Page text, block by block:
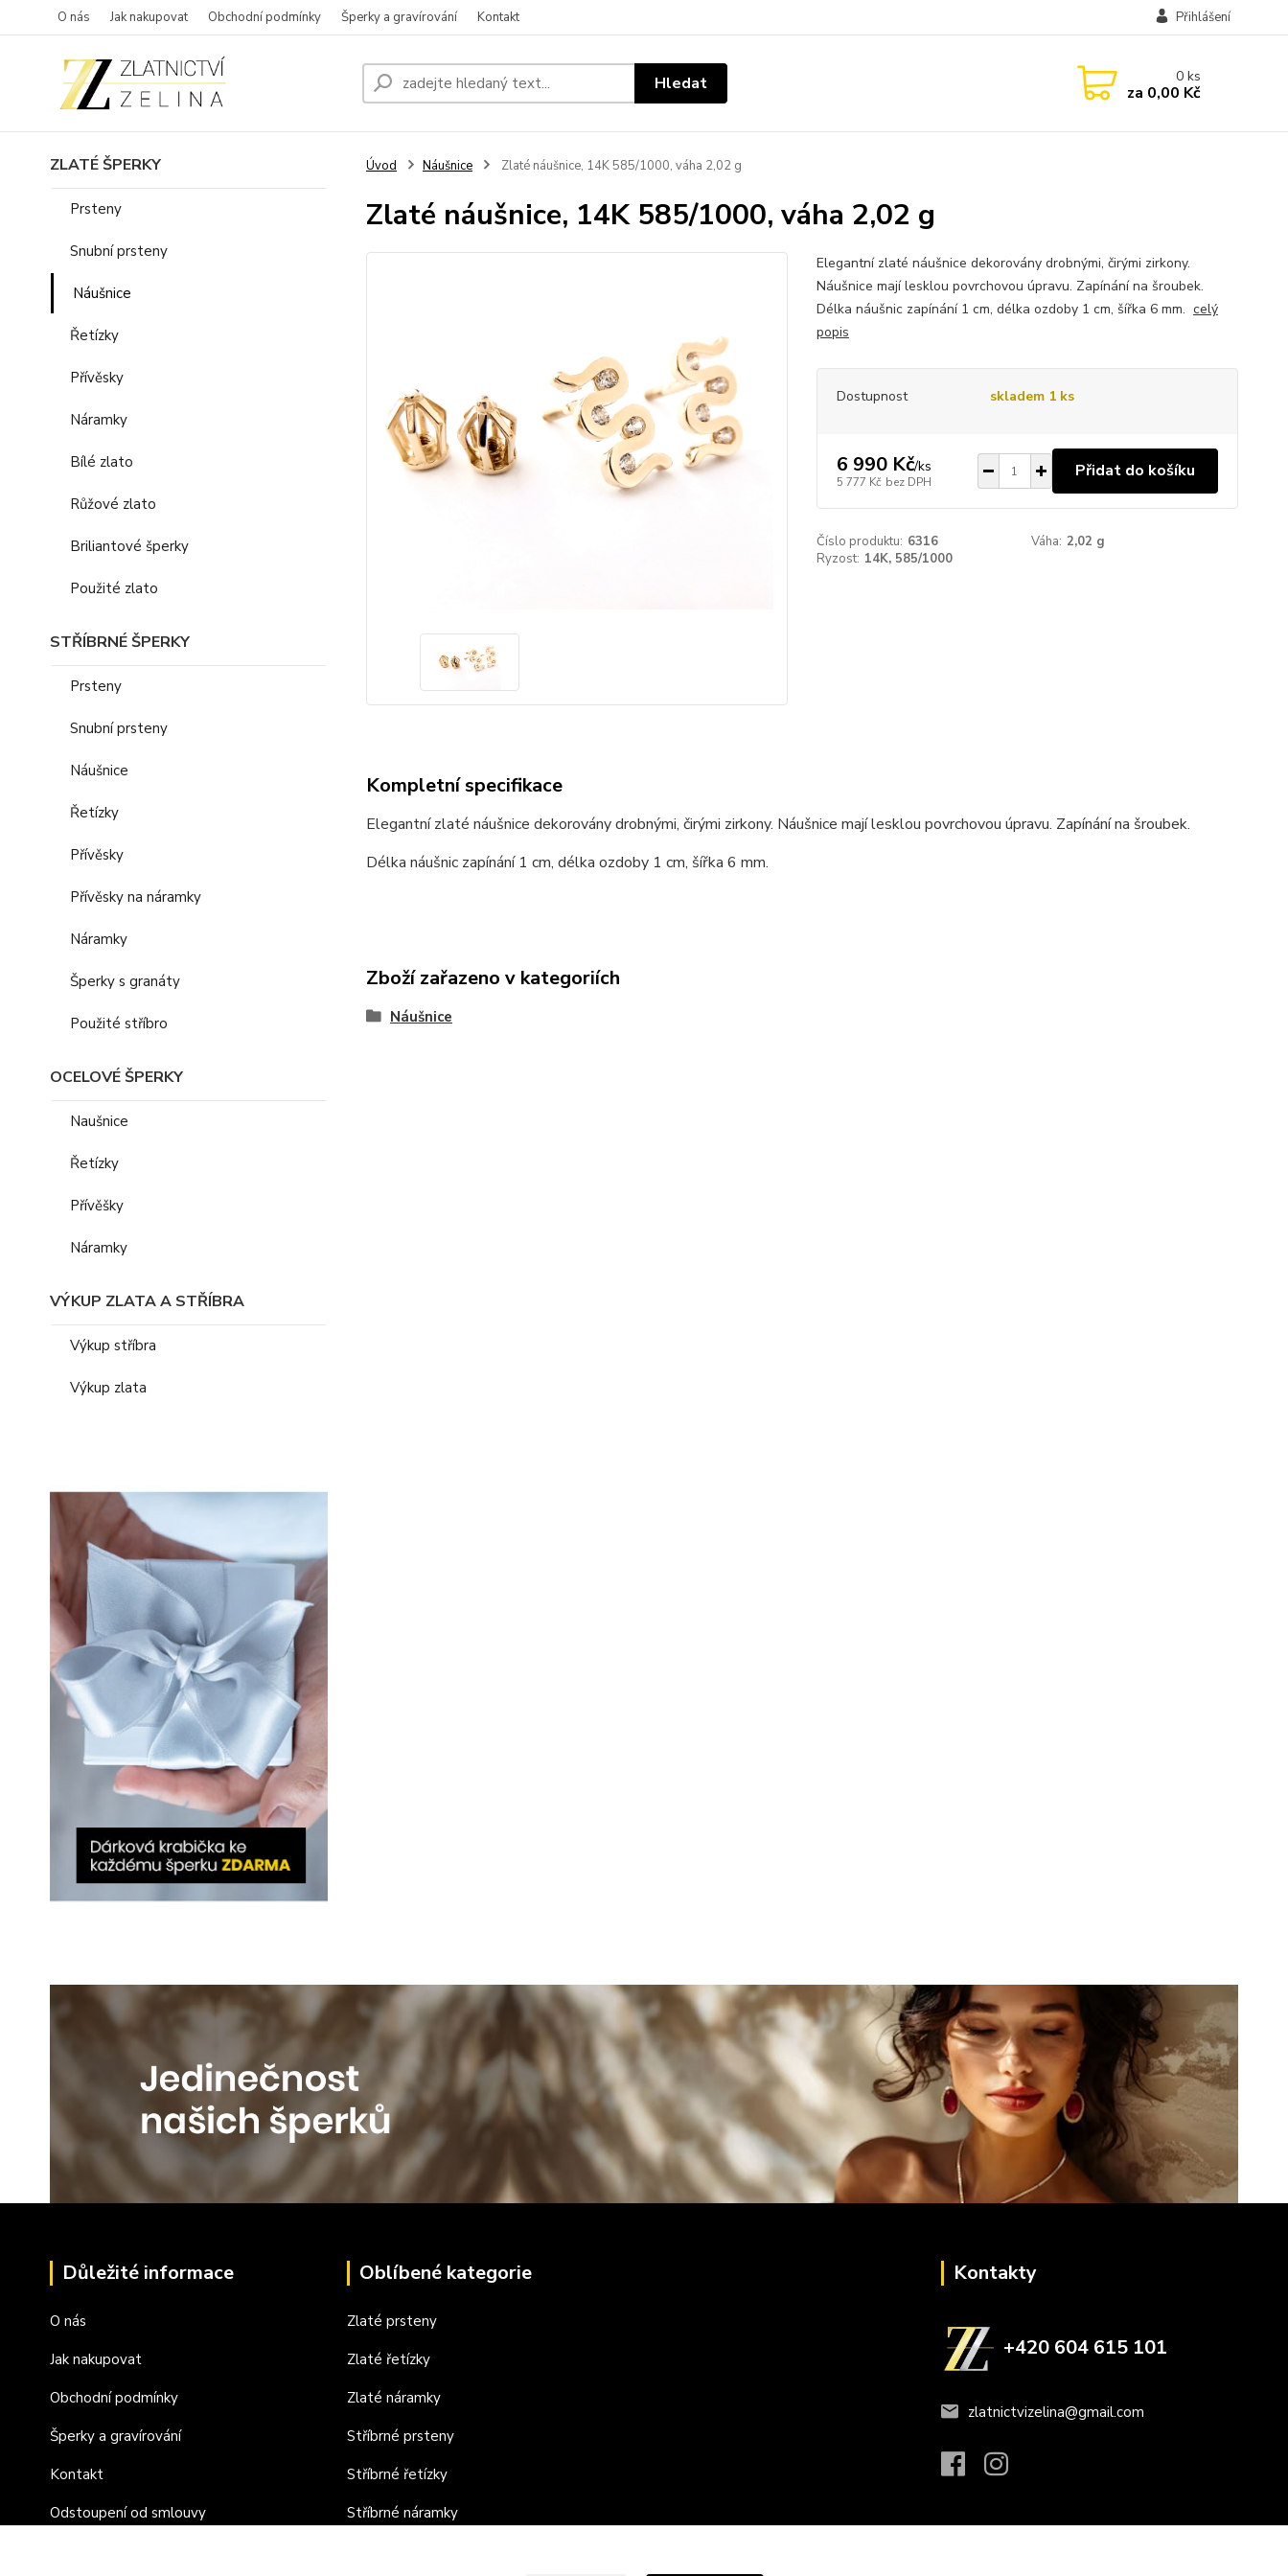
O nás Jak nakupovat Obchodní podmínky Šperky a gravírování Kontakt Přihlášení
Hledat 0ks
za 0,00 Kč
ZLATÉ ŠPERKY
Prsteny
Snubní prsteny
Náušnice
Řetízky
Přívěsky
Náramky
Bílé zlato
Růžové zlato
Briliantové šperky
Použité zlato
STŘÍBRNÉ ŠPERKY
Prsteny
Snubní prsteny
Náušnice
Řetízky
Přívěsky
Přívěsky na náramky
Náramky
Šperky s granáty
Použité stříbro
OCELOVÉ ŠPERKY
Naušnice
Řetízky
Přívěšky
Náramky
VÝKUP ZLATA A STŘÍBRA
Výkup stříbra
Výkup zlata
Úvod Náušnice Zlaté náušnice, 14K 585/1000, váha 2,02 g
Zlaté náušnice, 14K 585/1000, váha 2,02 g
Elegantní zlaté náušnice dekorovány drobnými, čirými zirkony.
Náušnice mají lesklou povrchovou úpravu. Zapínání na šroubek.
Délka náušnic zapínání 1 cm, délka ozdoby 1 cm, šířka 6 mm. celý
popis
Dostupnost skladem 1 ks
6 990 Kč/ks
5 777 Kč bez DPH
Přidat do košíku
Číslo produktu: 6316 Váha: 2,02 g
Ryzost: 14K, 585/1000
Kompletní specifikace
Elegantní zlaté náušnice dekorovány drobnými, čirými zirkony. Náušnice mají lesklou povrchovou úpravu. Zapínání na šroubek.
Délka náušnic zapínání 1 cm, délka ozdoby 1 cm, šířka 6 mm.
Zboží zařazeno v kategoriích
Náušnice
Důležité informace
O nás
Jak nakupovat
Obchodní podmínky
Šperky a gravírování
Kontakt
Odstoupení od smlouvy
Oblíbené kategorie
Zlaté prsteny
Zlaté řetízky
Zlaté náramky
Stříbrné prsteny
Stříbrné řetízky
Stříbrné náramky
Kontakty
+420 604 615 101
zlatnictvizelina@gmail.com